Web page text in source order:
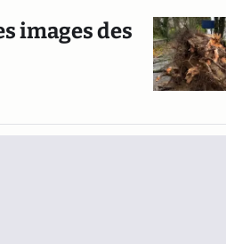
images des